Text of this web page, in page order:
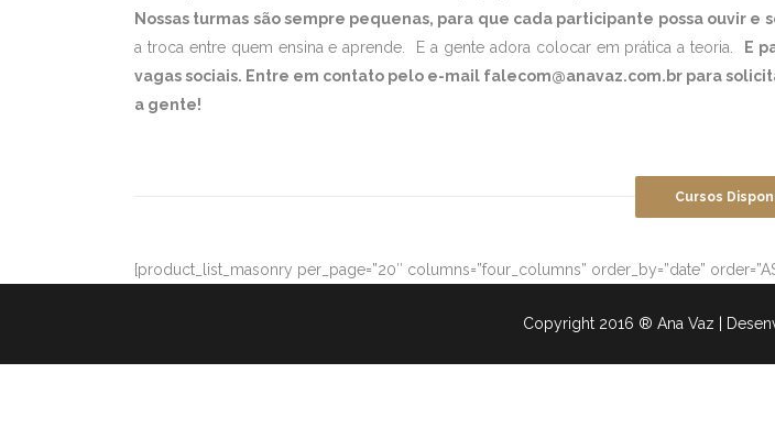
Nossas turmas são sempre pequenas, para que cada participante possa ouvir e
a troca entre quem ensina e aprende. E a gente adora colocar em prática a teoria.
E
vagas sociais. Entre em contato pelo e-mail falecom@anavaz.com.br para
a gente!
Cursos
[product_list_masonry per_page=”20″ columns=”four_columns” order_by=”date”
Copyright 2016 ® Ana Vaz |